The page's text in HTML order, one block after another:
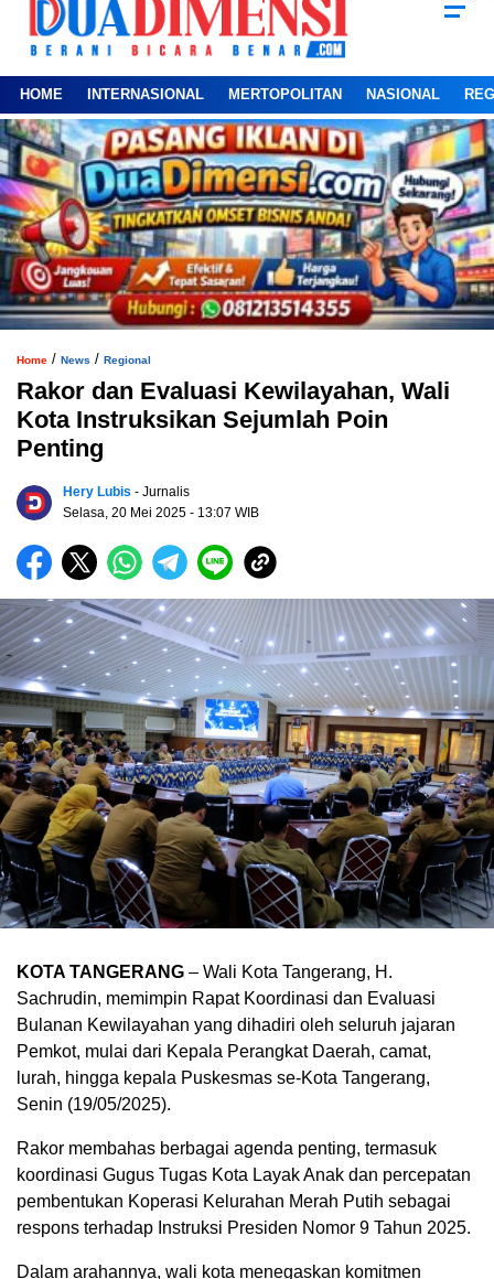
HOME INTERNASIONAL MERTOPOLITAN NASIONAL
Home / News / Regional
Rakor dan Evaluasi Kewilayahan, Wali
Kota Instruksikan Sejumlah Poin
Penting
Hery Lubis - Jurnalis
Selasa, 20 Mei 2025 - 13:07 WIB
KOTA TANGERANG – Wali Kota Tangerang, H.
Sachrudin, memimpin Rapat Koordinasi dan Evaluasi
Bulanan Kewilayahan yang dihadiri oleh seluruh jajaran
Pemkot, mulai dari Kepala Perangkat Daerah, camat,
lurah, hingga kepala Puskesmas se-Kota Tangerang,
Senin (19/05/2025).
Rakor membahas berbagai agenda penting, termasuk
koordinasi Gugus Tugas Kota Layak Anak dan percepatan
pembentukan Koperasi Kelurahan Merah Putih sebagai
respons terhadap Instruksi Presiden Nomor 9 Tahun 2025.
Dalam arahannya, wali kota menegaskan komitmen